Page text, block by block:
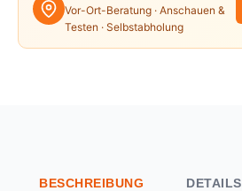
Vor-Ort-Beratung · Anschauen &
Testen · Selbstabholung
BESCHREIBUNG DETAILS